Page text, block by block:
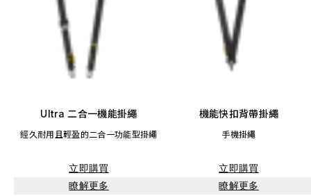
Ultra 二合一機能掛繩
經久耐用且輕盈的二合一功能型掛繩
立即購買
瞭解更多
機能快扣背帶掛繩
手機掛繩
立即購買
瞭解更多